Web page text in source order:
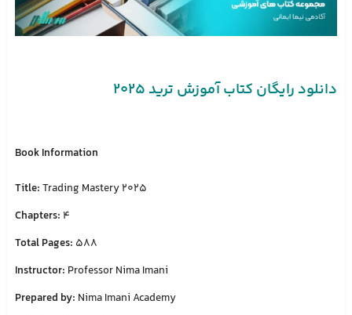
دانلود رایگان کتاب آموزش ترید ۲۰۲۵
Book Information
Title:Trading Mastery 2025
Chapters: 4
Total Pages: 588
Instructor: Professor Nima Imani
Prepared by: Nima Imani Academy